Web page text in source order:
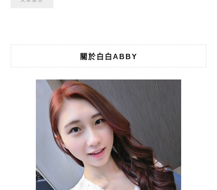
關於白白ABBY